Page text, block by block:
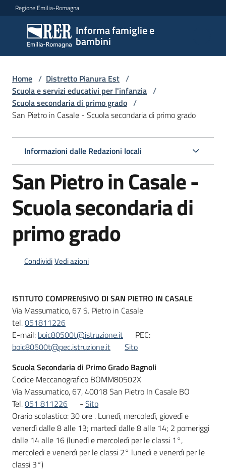
Vai al contenuto
Vai alla navigazione
Vai al footer
Regione Emilia-Romagna
Informa famiglie e
bambini
Informa
famiglie
e
bambini
Argomenti
Servizi
Centri
per
le
Informazioni
Newsletter
Home / Distretto Pianura Est /
Scuola e servizi educativi per l'infanzia /
Scuola secondaria di primo grado /
San Pietro in Casale - Scuola secondaria di primo grado
Informazioni dalle Redazioni locali
San Pietro in Casale -
Scuola secondaria di
primo grado
CondividiVedi azioni
ISTITUTO COMPRENSIVO DI SAN PIETRO IN CASALE
Via Massumatico, 67 S. Pietro in Casale
tel.051811226
E-mail: boic80500t@istruzione.it
PEC:
boic80500t@pec.istruzione.it
Sito
Scuola Secondaria di Primo Grado Bagnoli
Codice Meccanografico BOMM80502X
Via Massumatico, 67, 40018 San Pietro In Casale BO
Tel.051 811226 - Sito
Orario scolastico: 30 ore . Lunedì, mercoledì, giovedì e
venerdì dalle 8 alle 13; martedì dalle 8 alle 14; 2 pomeriggi
dalle 14 alle 16 (lunedì e mercoledì per le classi 1°,
mercoledì e venerdì per le classi 2° lunedì e venerdì per le
classi 3°)